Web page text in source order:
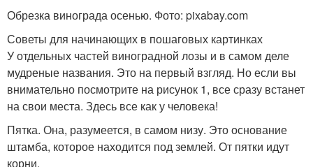
Обрезка винограда осенью. Фото: pixabay.com
Советы для начинающих в пошаговых картинках
У отдельных частей виноградной лозы и в самом деле
мудреные названия. Это на первый взгляд. Но если вы
внимательно посмотрите на рисунок 1, все сразу встанет
на свои места. Здесь все как у человека!
Пятка. Она, разумеется, в самом низу. Это основание
штамба, которое находится под землей. От пятки идут
корни.